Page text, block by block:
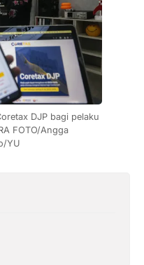
DJP bagi pelaku
FOTO/Angga
YU